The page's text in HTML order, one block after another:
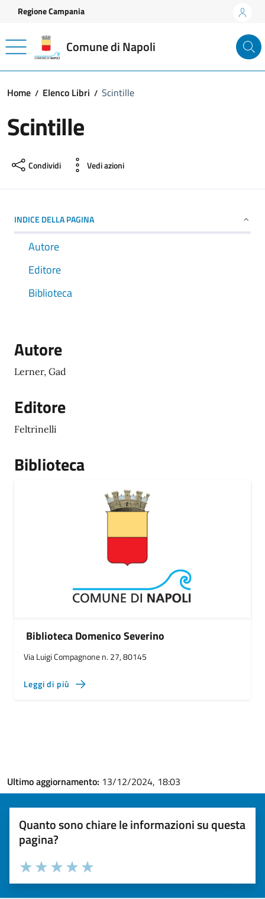
Vai ai contenuti
Vai al footer
Regione Campania
Comune di Napoli
Home Elenco Libri Scintille
Scintille
Condividi Vedi azioni
INDICE DELLA PAGINA
Autore
Editore
Biblioteca
Autore
Lerner, Gad
Editore
Feltrinelli
Biblioteca
Biblioteca Domenico Severino
Via Luigi Compagnone n. 27, 80145
Leggi di più
Ultimo aggiornamento: 13/12/2024, 18:03
Quanto sono chiare le informazioni su questa
pagina?
Valuta la chiarezza delle informazioni (da 1 a 5 stelle)
Seleziona il numero di stelle per valutare la chiarezza delle
Valuta 5 stelle su 5
Valuta 4 stelle su 5
Valuta 3 stelle su 5
Valuta 2 stelle su 5
Valuta 1 stelle su 5